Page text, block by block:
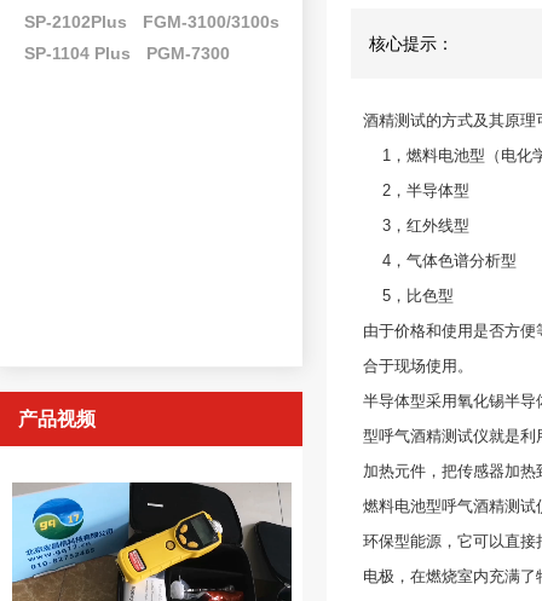
SP-2102Plus
FGM-3100/3100s
SP-1104 Plus
PGM-7300
产品视频
核心提示：
酒精测试的方式及其原理
1，燃料电池型（电化
2，半导体型
3，红外线型
4，气体色谱分析型
5，比色型
由于价格和使用是否方
合于现场使用。
半导体型采用氧化锡半
型呼气酒精测试仪就是
加热元件，把传感器加
燃料电池型呼气酒精测
环保型能源，它可以直
电极，在燃烧室内充满